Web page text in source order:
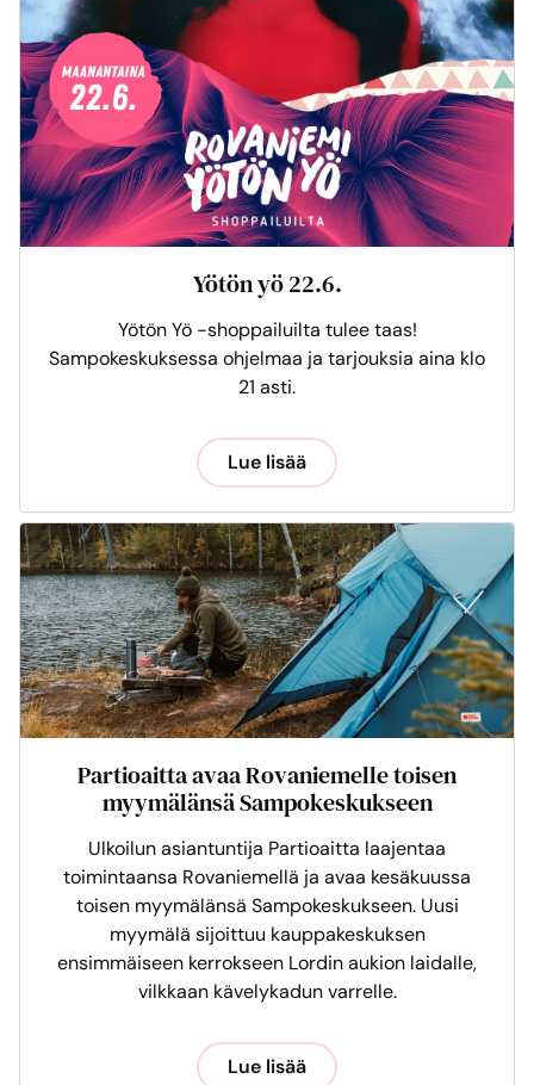
Yötön yö 22.6.
Yötön Yö -shoppailuilta tulee taas!
Sampokeskuksessa ohjelmaa ja tarjouksia aina klo
21 asti.
Lue lisää
Partioaitta avaa Rovaniemelle toisen
myymälänsä Sampokeskukseen
Ulkoilun asiantuntija Partioaitta laajentaa
toimintaansa Rovaniemellä ja avaa kesäkuussa
toisen myymälänsä Sampokeskukseen. Uusi
myymälä sijoittuu kauppakeskuksen
ensimmäiseen kerrokseen Lordin aukion laidalle,
vilkkaan kävelykadun varrelle.
Lue lisää